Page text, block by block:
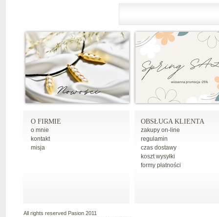
O FIRMIE
o mnie
kontakt
misja
OBSŁUGA KLIENTA
zakupy on-line
regulamin
czas dostawy
koszt wysyłki
formy płatności
All rights reserved Pasion 2011